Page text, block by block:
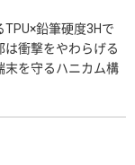
鉛筆硬度3Hで
衝撃をやわらげる
末を守るハニカム構